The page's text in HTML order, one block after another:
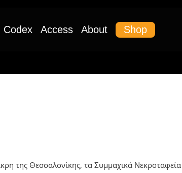
Codex Access About Shop
της Θεσσαλονίκης, τα Συμμαχικά Νεκροταφεία